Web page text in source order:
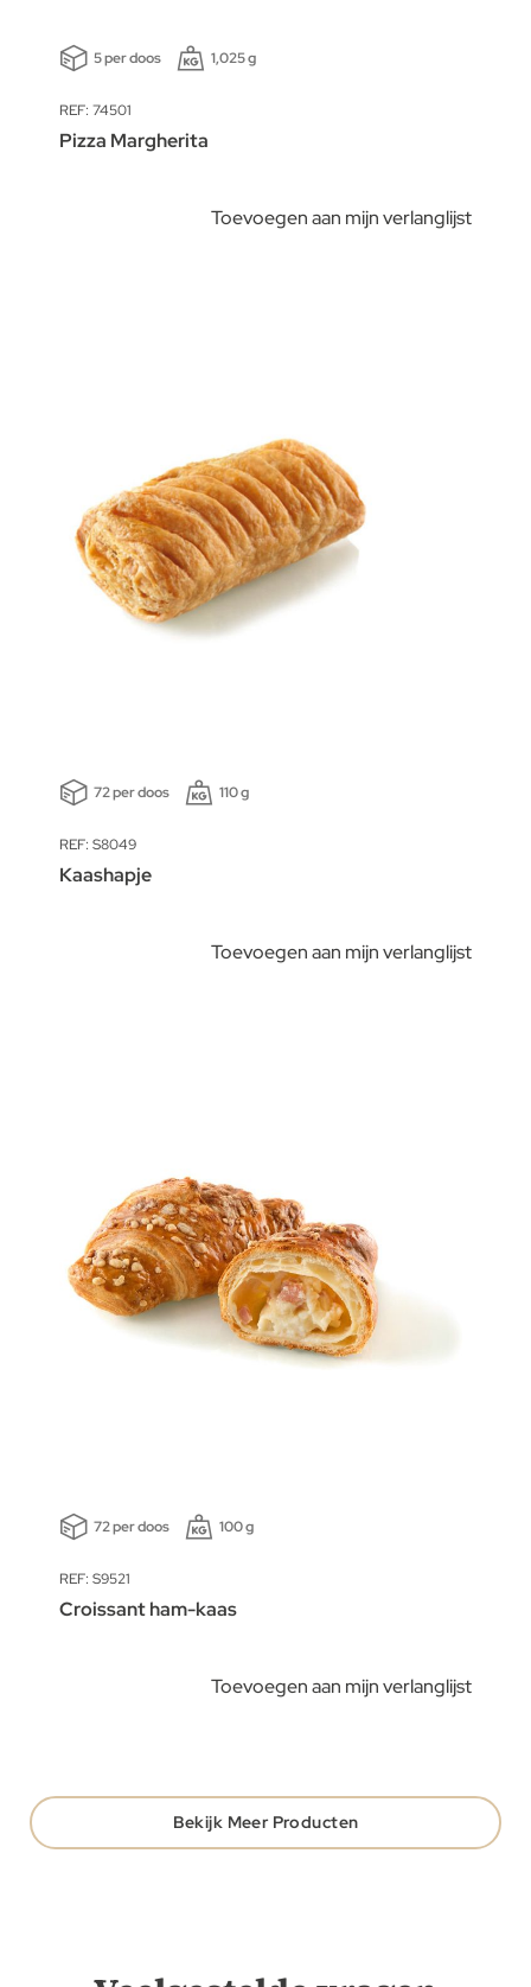
5 per doos 1,025 g
REF: 74501
Pizza Margherita
Toevoegen aan mijn verlanglijst
72 per doos 110 g
REF: S8049
Kaashapje
Toevoegen aan mijn verlanglijst
72 per doos 100 g
REF: S9521
Croissant ham-kaas
Toevoegen aan mijn verlanglijst
Bekijk Meer Producten